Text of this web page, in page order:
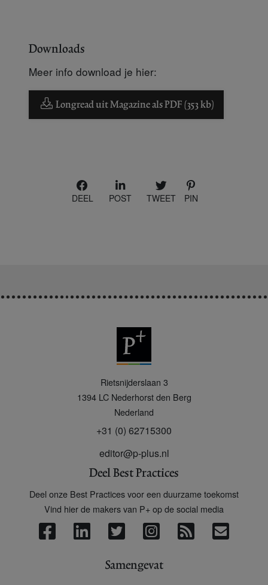
Downloads
Meer info download je hier:
Longread uit Magazine als PDF (353 kb)
DEEL POST TWEET PIN
Rietsnijderslaan 3
1394 LC Nederhorst den Berg
Nederland
+31 (0) 62715300
editor@p-plus.nl
Deel Best Practices
Deel onze Best Practices voor een duurzame toekomst
Vind hier de makers van P+ op de social media
Samengevat